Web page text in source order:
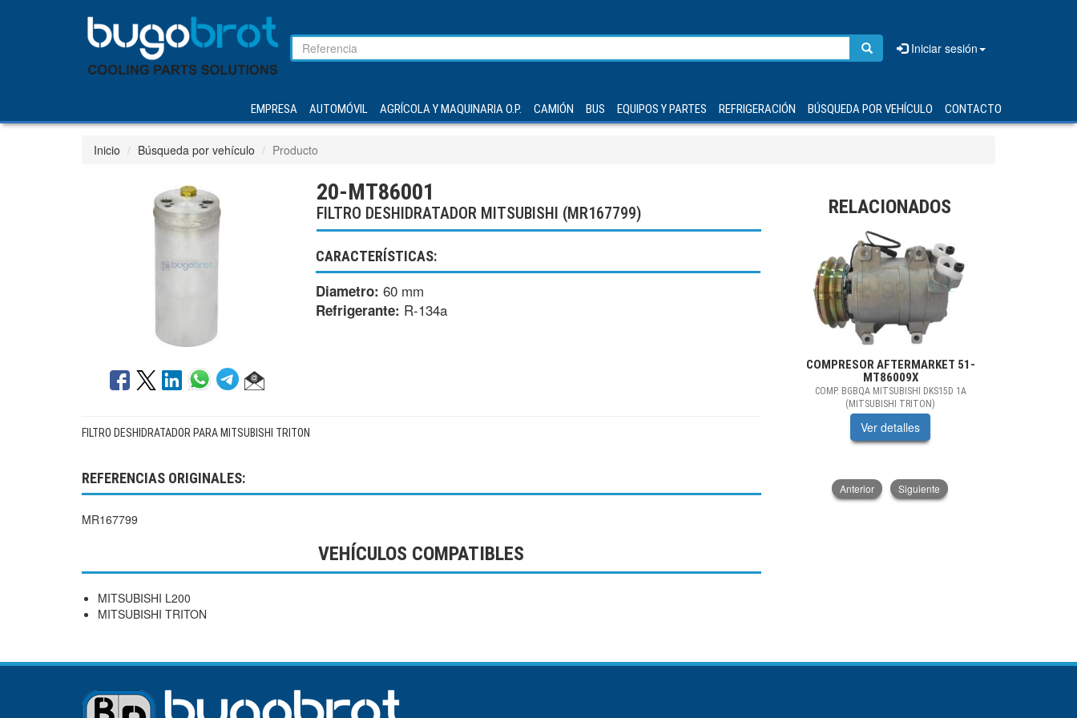
Iniciar sesión
EMPRESA AUTOMÓVIL AGRÍCOLA Y MAQUINARIA O.P. CAMIÓN BUS EQUIPOS Y PARTES REFRIGERACIÓN BÚSQUEDA POR VEHÍCULO CONTACTO
Inicio Búsqueda por vehículo Producto
20-MT86001
FILTRO DESHIDRATADOR MITSUBISHI (MR167799)
CARACTERÍSTICAS:
Diametro: 60 mm
Refrigerante: R-134a
FILTRO DESHIDRATADOR PARA MITSUBISHI TRITON
REFERENCIAS ORIGINALES:
MR167799
VEHÍCULOS COMPATIBLES
MITSUBISHI L200
MITSUBISHI TRITON
RELACIONADOS
COMPRESOR AFTERMARKET 51-
MT86009X
COMP. BGBQA MITSUBISHI DKS15D 1A
(MITSUBISHI TRITON)
Ver detalles
Anterior Siguiente